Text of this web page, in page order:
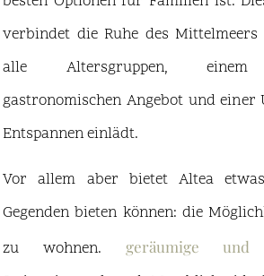
verbindet die Ruhe des
alle Altersgruppen, einem
gastronomischen Angebot und einer
Entspannen einlädt.
Vor allem aber bietet Altea
Gegenden bieten können: die
zu wohnen. geräumige